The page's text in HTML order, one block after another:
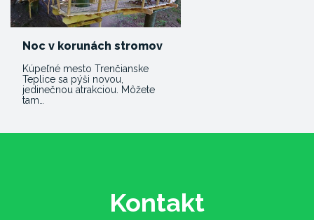
Noc v korunách stromov
Kúpeľné mesto Trenčianske
Teplice sa pýši novou,
jedinečnou atrakciou. Môžete
tam…
Kontakt